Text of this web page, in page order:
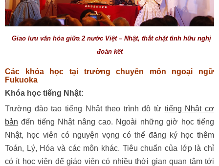
Giao lưu văn hóa giữa 2 nước Việt – Nhật, thắt chặt tình hữu nghị
đoàn kết
Các khóa học tại trường chuyên môn ngoại ngữ
Fukuoka
Khóa học tiếng Nhật:
Trường đào tạo tiếng Nhật theo trình độ từ tiếng Nhật cơ
bản đến tiếng Nhật nâng cao. Ngoài những giờ học tiếng
Nhật, học viên có nguyện vọng có thể đăng ký học thêm
Toán, Lý, Hóa và các môn khác. Tiêu chuẩn của lớp là chỉ
có ít học viên để giáo viên có nhiều thời gian quan tâm tới